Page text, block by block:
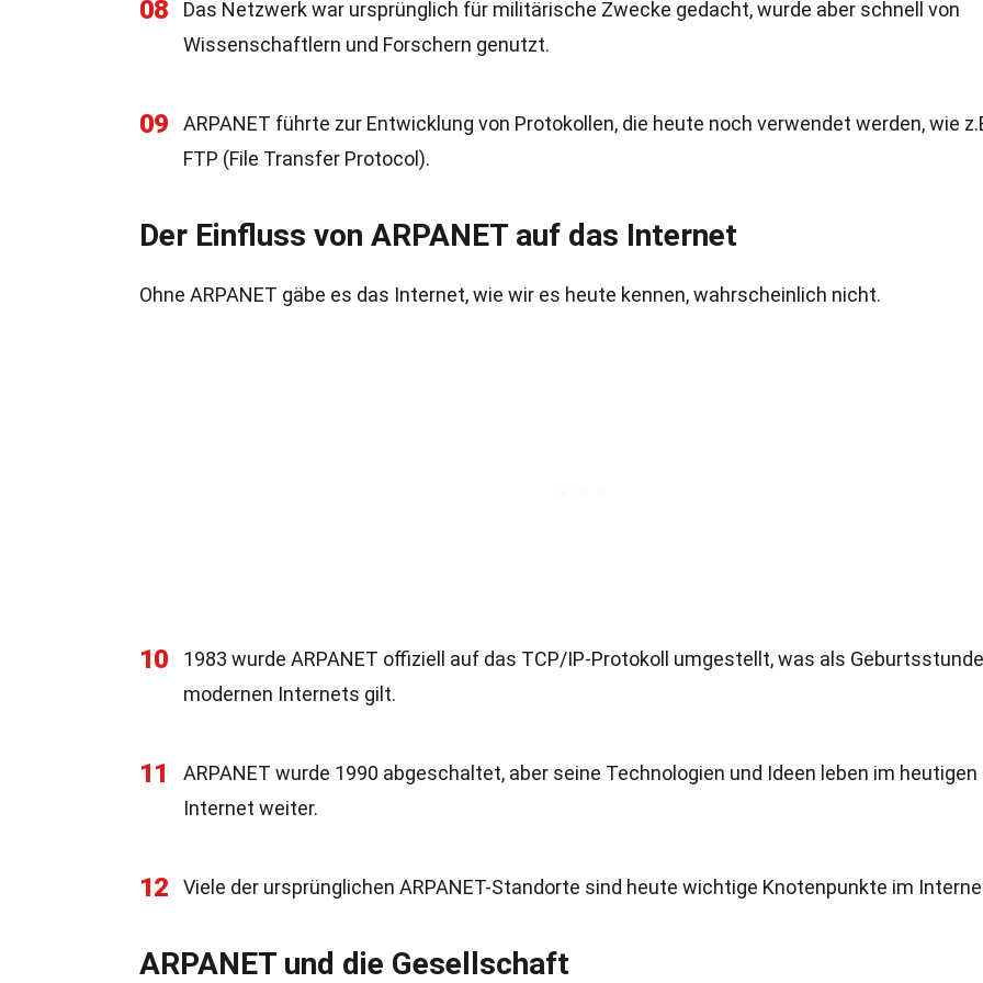
08
Das Netzwerk war ursprünglich für militärische Zwecke gedacht, wurde aber schnell von
Wissenschaftlern und Forschern genutzt.
09
ARPANET führte zur Entwicklung von Protokollen, die heute noch verwendet werden, wie
FTP (File Transfer Protocol).
Der Einfluss von ARPANET auf das Internet
Ohne ARPANET gäbe es das Internet, wie wir es heute kennen, wahrscheinlich nicht.
10
1983 wurde ARPANET offiziell auf das TCP/IP-Protokoll umgestellt, was als
modernen Internets gilt.
11
ARPANET wurde 1990 abgeschaltet, aber seine Technologien und Ideen leben im heutigen
Internet weiter.
12 Viele der ursprünglichen ARPANET-Standorte sind heute wichtige Knotenpunkte im
ARPANET und die Gesellschaft